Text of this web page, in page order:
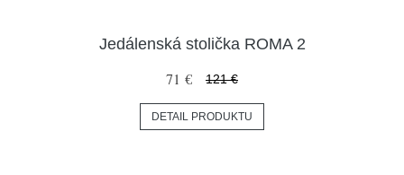
Jedálenská stolička ROMA 2
71 € 121 €
DETAIL PRODUKTU